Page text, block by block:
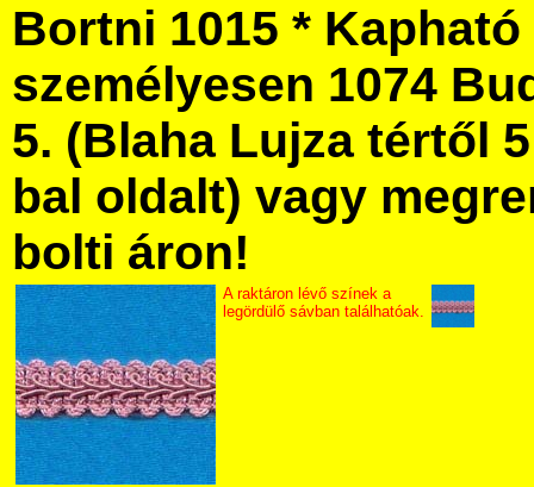
Bortni 1015 *
személyesen 1074
5. (Blaha Lujza tértől
bal oldalt) vagy
bolti áron!
A raktáron lévő színek a
legördülő sávban találhatóak.